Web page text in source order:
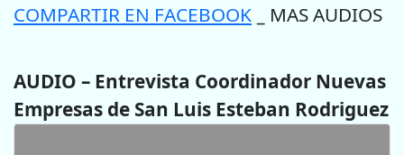
COMPARTIR EN FACEBOOK– MAS AUDIOS
AUDIO – Entrevista Coordinador Nuevas
Empresas de San Luis Esteban Rodriguez